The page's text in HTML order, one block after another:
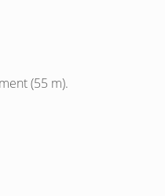
(55 m).